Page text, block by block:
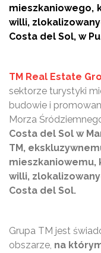
mieszkaniowego,
willi,
Costa del Sol, w
TM Real Estate
sektorze turystyki
budowie i
Morza
Costa del Sol w
TM,
mieszkaniowemu,
willi,
Costa del Sol.
Grupa TM jest
obszarze, na